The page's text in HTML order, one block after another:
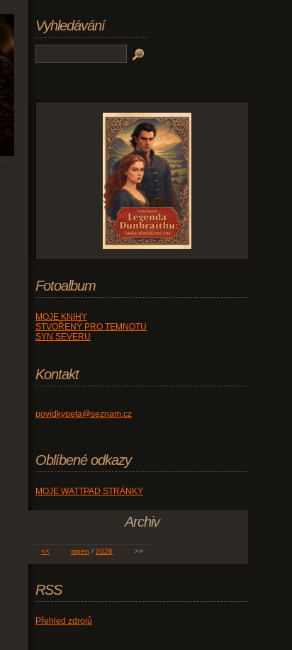
Vyhledávání
Fotoalbum
MOJE KNIHY
STVOŘENÝ PRO TEMNOTU
SYN SEVERU
Kontakt
povidkypeta@seznam.cz
Oblíbené odkazy
MOJE WATTPAD STRÁNKY
Archiv
<< srpen / 2026 >>
RSS
Přehled zdrojů